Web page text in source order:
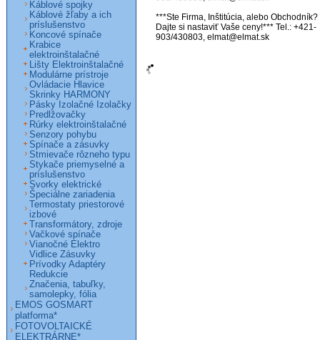
***Ste Firma, Inštitúcia, alebo Obchodník?
Dajte si nastaviť Vaše ceny!*** Tel.: +421-
903/430803, elmat@elmat.sk
Káblové spojky
Káblové žľaby a ich
príslušenstvo
Koncové spínače
Krabice
elektroinštalačné
Lišty Elektroinštalačné
Modulárne prístroje
Ovládacie Hlavice
Skrinky HARMONY
Pásky Izolačné Izolačky
Predlžovačky
Rúrky elektroinštalačné
Senzory pohybu
Spínače a zásuvky
Stmievače rôzneho typu
Stykače priemyselné a
príslušenstvo
Svorky elektrické
Špeciálne zariadenia
Termostaty priestorové
izbové
Transformátory, zdroje
Vačkové spínače
Vianočné Elektro
Vidlice Zásuvky
Prívodky Adaptéry
Redukcie
Značenia, tabuľky,
samolepky, fólia
EMOS GOSMART
platforma*
FOTOVOLTAICKÉ
ELEKTRÁRNE*